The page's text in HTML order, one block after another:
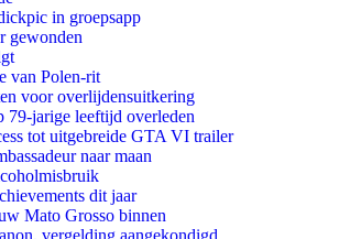
in groepsapp
gewonden
van Polen-rit
voor overlijdensuitkering
79-jarige leeftijd overleden
tot uitgebreide GTA VI trailer
naar maan
dit jaar
Mato Grosso binnen
vergelding aangekondigd